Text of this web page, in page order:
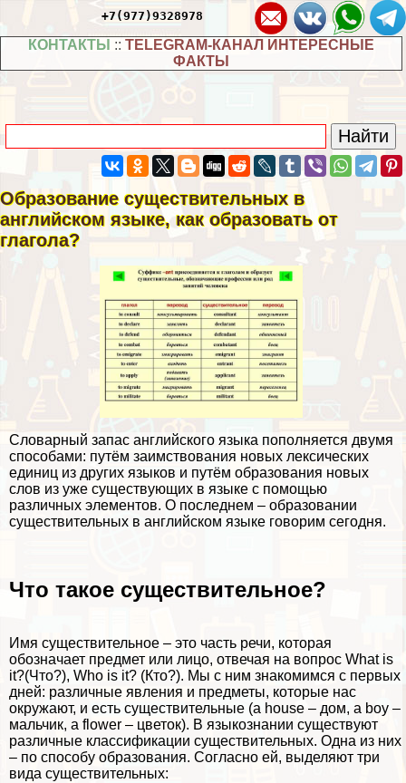
+7(977)9328978
КОНТАКТЫ :: TELEGRAM-КАНАЛ ИНТЕРЕСНЫЕ
ФАКТЫ
Образование существительных в
английском языке, как образовать от
глагола?
Словарный запас английского языка пополняется двумя
способами: путём заимствования новых лексических
единиц из других языков и путём образования новых
слов из уже существующих в языке с помощью
различных элементов. О последнем – образовании
существительных в английском языке говорим сегодня.
Что такое существительное?
Имя существительное – это часть речи, которая
обозначает предмет или лицо, отвечая на вопрос What is
it?(Что?), Who is it? (Кто?). Мы с ним знакомимся с первых
дней: различные явления и предметы, которые нас
окружают, и есть существительные (a house – дом, a boy –
мальчик, a flower – цветок). В языкознании существуют
различные классификации существительных. Одна из них
– по способу образования. Согласно ей, выделяют три
вида существительных: